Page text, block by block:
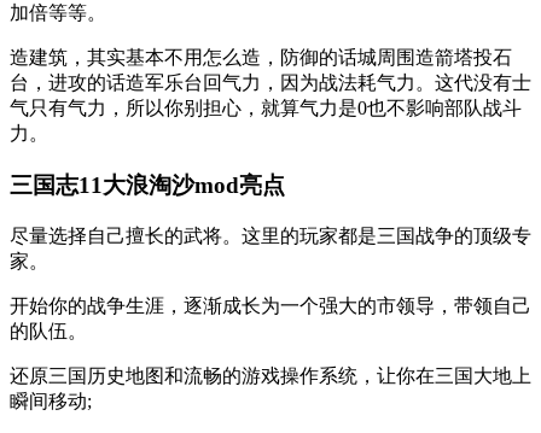
加倍等等。
造建筑，其实基本不用怎么造，防御的话城周围造箭塔投石
台，进攻的话造军乐台回气力，因为战法耗气力。这代没有士
气只有气力，所以你别担心，就算气力是0也不影响部队战斗
力。
三国志11大浪淘沙mod亮点
尽量选择自己擅长的武将。这里的玩家都是三国战争的顶级专
家。
开始你的战争生涯，逐渐成长为一个强大的市领导，带领自己
的队伍。
还原三国历史地图和流畅的游戏操作系统，让你在三国大地上
瞬间移动;